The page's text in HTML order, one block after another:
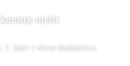
konnte nicht
7, 2021 News Badminton